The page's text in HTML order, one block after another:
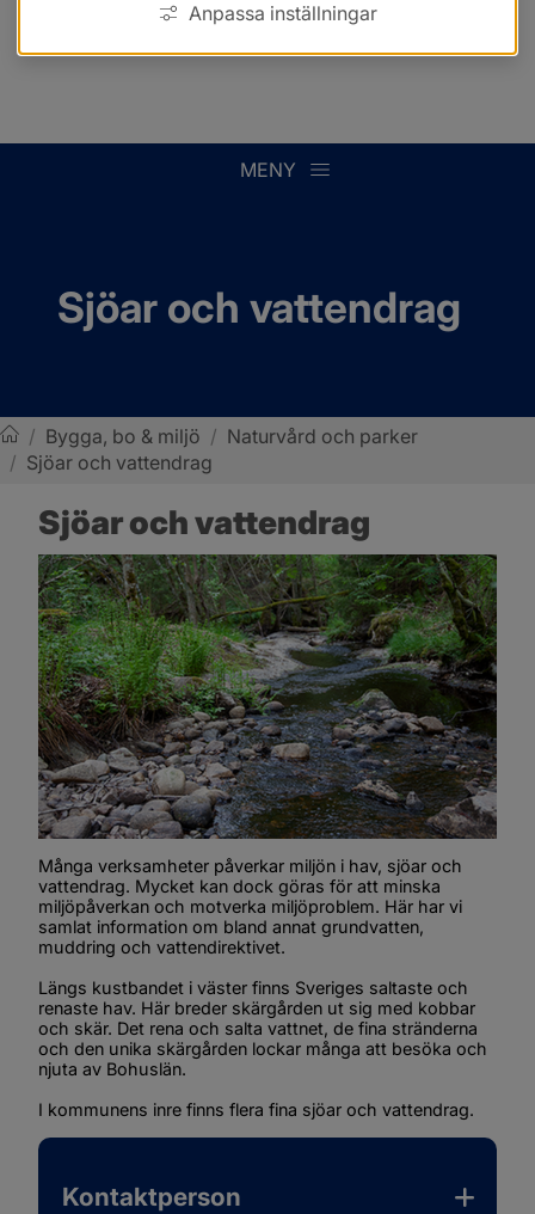
MENY
Sjöar och vattendrag
Sotenäs kommun
/ Bygga, bo & miljö / Naturvård och parker
/ Sjöar och vattendrag
Sjöar och vattendrag
Många verksamheter påverkar miljön i hav, sjöar och
vattendrag. Mycket kan dock göras för att minska
miljöpåverkan och motverka miljöproblem. Här har vi
samlat information om bland annat grundvatten,
muddring och vattendirektivet.
Längs kustbandet i väster finns Sveriges saltaste och
renaste hav. Här breder skärgården ut sig med kobbar
och skär. Det rena och salta vattnet, de fina stränderna
och den unika skärgården lockar många att besöka och
njuta av Bohuslän.
I kommunens inre finns flera fina sjöar och vattendrag.
Kontaktperson
Anpassa inställningar